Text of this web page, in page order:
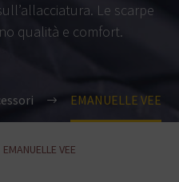
Le scarpe
qualità e comfort.
EMANUELLE VEE
EMANUELLE VEE